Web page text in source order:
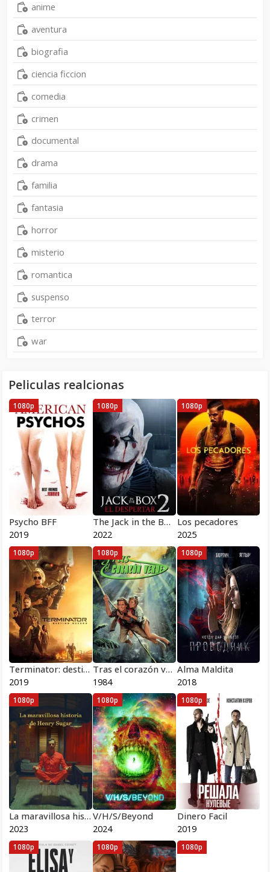
anime
aventura
biografia
ciencia ficcion
comedia
crimen
documental
drama
familia
fantasia
horror
misterio
romantica
suspenso
terror
war
Peliculas realcionas
Psycho BFF
2019
1080p
The Jack in the Box: El Despertar
2022
1080p
Los pecadores
2025
1080p
Terminator: destino oscuro
2019
1080p
Tras el corazón verde 1984
1984
1080p
Alma Maldita
2018
1080p
La maravillosa historia de Henry Sugar
2023
1080p
V/H/S/Beyond
2024
1080p
Dinero Facil
2019
1080p
1080p 1080p 1080p